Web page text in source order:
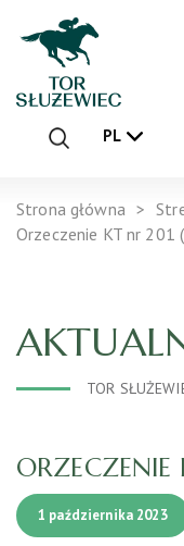
PL
Strona główna
Orzeczenie KT nr 201
TOR
1 października 2023